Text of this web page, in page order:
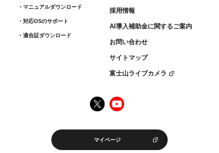
マニュアルダウンロード
対応OSのサポート
適合証ダウンロード
採用情報
AI導入補助金に関するご案内
お問い合わせ
サイトマップ
富士山ライブカメラ
マイページ